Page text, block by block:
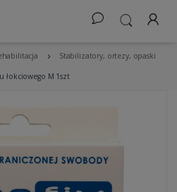
Stabilizatory, ortezy, opaski
łokciowego M 1szt